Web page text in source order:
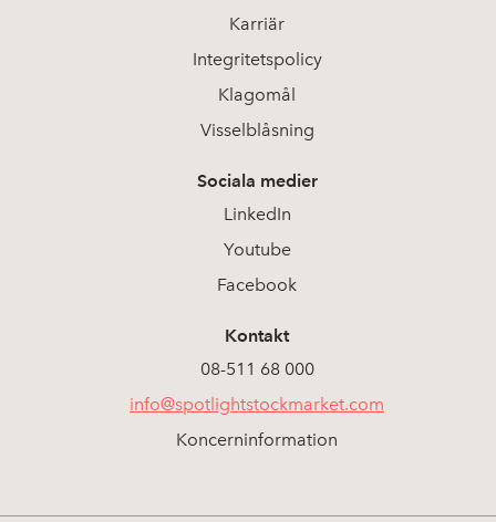
Karriär
Integritetspolicy
Klagomål
Visselblåsning
Sociala medier
LinkedIn
Youtube
Facebook
Kontakt
08-511 68 000
info@spotlightstockmarket.com
Koncerninformation